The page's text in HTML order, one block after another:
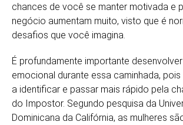
chances de você se manter motivada e
negócio aumentam muito, visto que é
desafios que você imagina.
É profundamente importante
emocional durante essa caminhada,
a identificar e passar mais rápido pela
do Impostor. Segundo pesquisa da
Dominicana da Califórnia, as mulheres